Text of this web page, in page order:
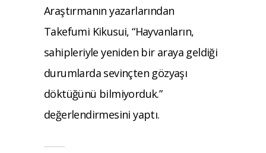
Araştırmanın yazarlarından
Takefumi Kikusui, “Hayvanların,
sahipleriyle yeniden bir araya geldiği
durumlarda sevinçten gözyaşı
döktüğünü bilmiyorduk.”
değerlendirmesini yaptı.